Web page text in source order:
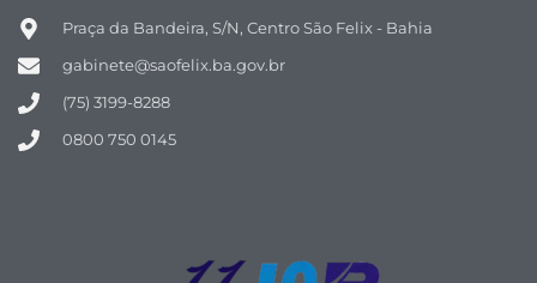
Praça da Bandeira, S/N, Centro São Felix - Bahia
gabinete@saofelix.ba.gov.br
(75) 3199-8288
0800 750 0145